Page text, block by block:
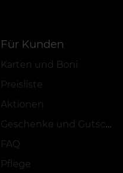
Für Kunden
Karten und Boni
Preisliste
Aktionen
Geschenke und Gutscheine
FAQ
Pflege